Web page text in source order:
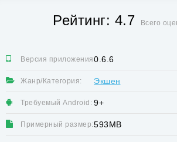
Рейтинг: 4.7 Всего
Версия приложения:0.6.6
Жанр/Категория: Экшен
Требуемый Android: 9+
Примерный размер:593MB